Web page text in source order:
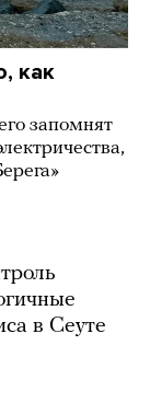
как
запомнят
в Сеуте